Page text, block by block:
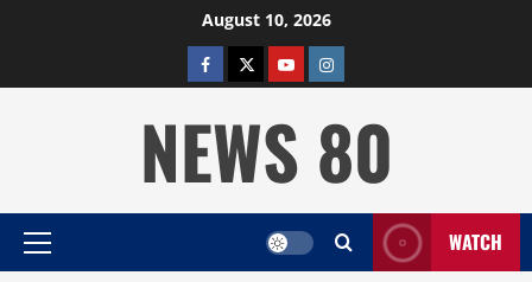
August 10, 2026
facebooktwitterYOUTUBE
instagram
NEWS 80
Primary
WATCH